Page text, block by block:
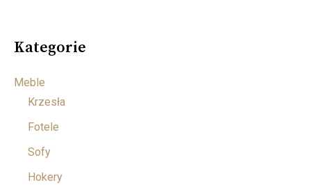
Kategorie
Meble
Krzesła
Fotele
Sofy
Hokery